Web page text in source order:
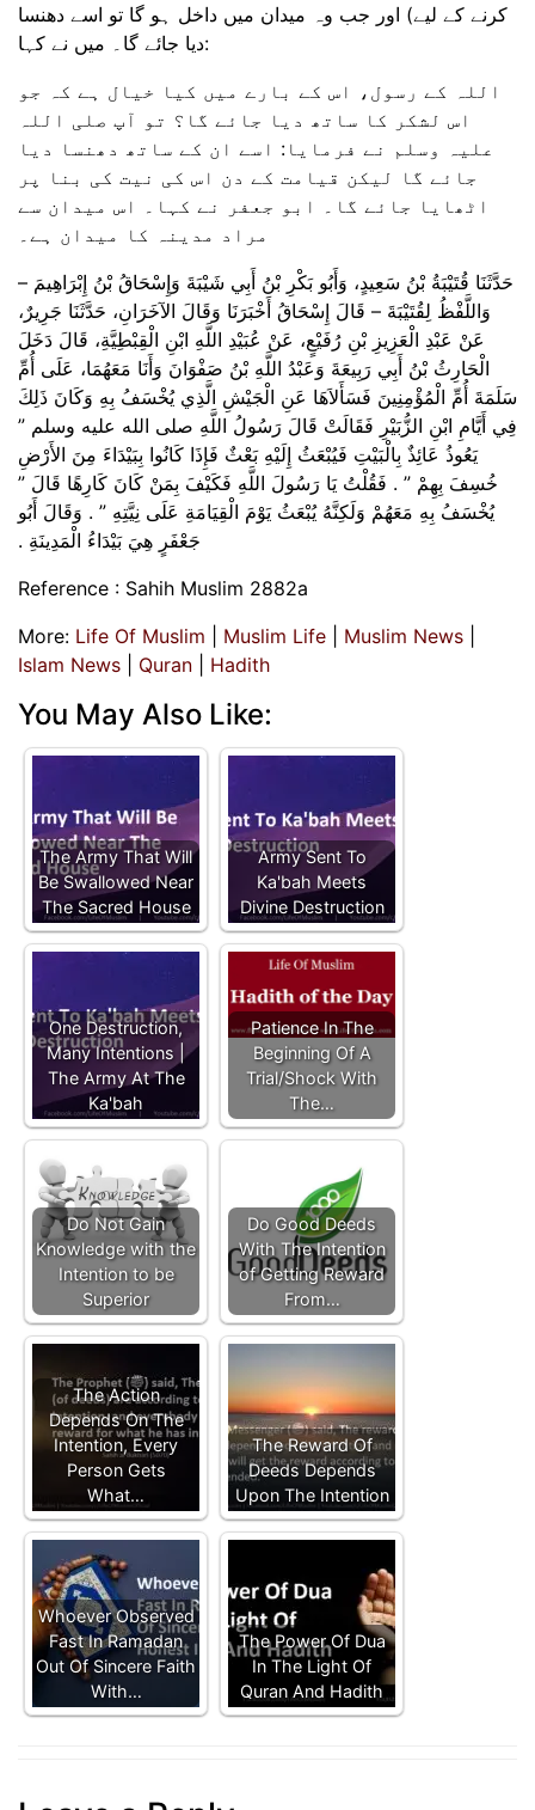
کرنے کے لیے) اور جب وہ میدان میں داخل ہو گا تو اسے دھنسا
دیا جائے گا۔ میں نے کہا:
اللہ کے رسول، اس کے بارے میں کیا خیال ہے کہ جو
اس لشکر کا ساتھ دیا جائے گا؟ تو آپ صلی اللہ
علیہ وسلم نے فرمایا: اسے ان کے ساتھ دھنسا دیا
جائے گا لیکن قیامت کے دن اس کی نیت کی بنا پر
اٹھایا جائے گا۔ ابو جعفر نے کہا۔ اس میدان سے
مراد مدینہ کا میدان ہے۔
حَدَّثَنَا قُتَيْبَةُ بْنُ سَعِيدٍ، وَأَبُو بَكْرِ بْنُ أَبِي شَيْبَةَ وَإِسْحَاقُ بْنُ إِبْرَاهِيمَ –
وَاللَّفْظُ لِقُتَيْبَةَ – قَالَ إِسْحَاقُ أَخْبَرَنَا وَقَالَ الآخَرَانِ، حَدَّثَنَا جَرِيرٌ،
عَنْ عَبْدِ الْعَزِيزِ بْنِ رُفَيْعٍ، عَنْ عُبَيْدِ اللَّهِ ابْنِ الْقِبْطِيَّةِ، قَالَ دَخَلَ
الْحَارِثُ بْنُ أَبِي رَبِيعَةَ وَعَبْدُ اللَّهِ بْنُ صَفْوَانَ وَأَنَا مَعَهُمَا، عَلَى أُمِّ
سَلَمَةَ أُمِّ الْمُؤْمِنِينَ فَسَأَلاَهَا عَنِ الْجَيْشِ الَّذِي يُخْسَفُ بِهِ وَكَانَ ذَلِكَ
فِي أَيَّامِ ابْنِ الزُّبَيْرِ فَقَالَتْ قَالَ رَسُولُ اللَّهِ صلى الله عليه وسلم ‏”‏
يَعُوذُ عَائِذٌ بِالْبَيْتِ فَيُبْعَثُ إِلَيْهِ بَعْثٌ فَإِذَا كَانُوا بِبَيْدَاءَ مِنَ الأَرْضِ
خُسِفَ بِهِمْ ‏”‏ ‏.‏ فَقُلْتُ يَا رَسُولَ اللَّهِ فَكَيْفَ بِمَنْ كَانَ كَارِهًا قَالَ ‏”‏
يُخْسَفُ بِهِ مَعَهُمْ وَلَكِنَّهُ يُبْعَثُ يَوْمَ الْقِيَامَةِ عَلَى نِيَّتِهِ ‏”‏ ‏.‏ وَقَالَ أَبُو
جَعْفَرٍ هِيَ بَيْدَاءُ الْمَدِينَةِ ‏.‏
Reference : Sahih Muslim 2882a
More: Life Of Muslim Muslim Life Muslim News
Islam News
Quran Hadith
You May Also Like:
The Army That Will
Be Swallowed Near
The Sacred House
Army Sent To
Ka'bah Meets
Divine Destruction
One Destruction,
Many Intentions |
The Army At The
Ka'bah
Patience In The
Beginning Of A
Trial/Shock With
The…
Do Not Gain
Knowledge with the
Intention to be
Superior
Do Good Deeds
With The Intention
of Getting Reward
From…
The Action
Depends On The
Intention, Every
Person Gets
What…
The Reward Of
Deeds Depends
Upon The Intention
Whoever Observed
Fast In Ramadan
Out Of Sincere Faith
With…
The Power Of Dua
In The Light Of
Quran And Hadith